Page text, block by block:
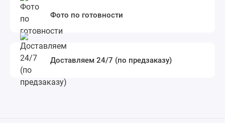
Фото по готовности
Доставляем 24/7 (по предзаказу)